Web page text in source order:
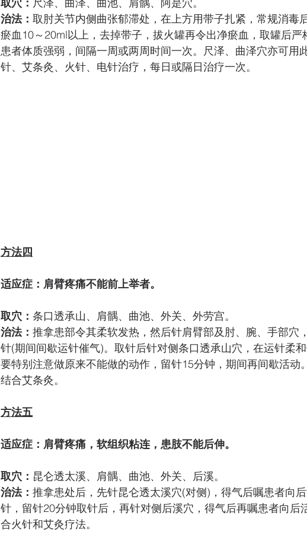
治法： 取肘关节内侧曲张郁滞处，在上方用带子扎紧，常规消毒
瘀血10～20ml以上，去掉带子，拔火罐再令出净瘀血，取罐后
患者体质强弱，间隔一周或两周时间一次。尺泽、曲泽穴亦可用
针、艾条灸、火针、电针治疗，每日或隔日治疗一次。
方法四
适应症：肩臂疼痛不能前上举者。
取穴： 条口透承山、肩髃、曲池、外关、外劳宫。
治法： 推拿患部令其柔软发热，然后针肩臂部及肘、腕、手部穴
针(期间间歇运针催气)。取针后针对侧条口透承山穴，在运针柔
要特别注意做原来不能做的动作，留针15分钟，期间再间歇活动
结合艾条灸。
方法五
适应症：肩臂疼痛，软组织粘连，患肢不能后伸。
取穴： 昆仑透太溪、肩髃、曲池、外关、后溪。
治法： 推拿患处后，先针昆仑透太溪穴(对侧)，得气后嘱患者向
针，留针20分钟取针后，再针对侧后溪穴，得气后再嘱患者向后
合火针和艾灸疗法。